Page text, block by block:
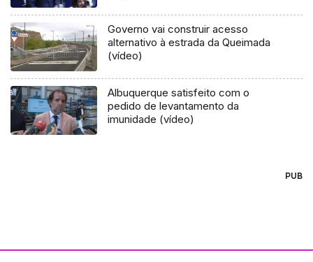
Governo vai construir acesso
alternativo à estrada da Queimada
(vídeo)
Albuquerque satisfeito com o
pedido de levantamento da
imunidade (vídeo)
PUB